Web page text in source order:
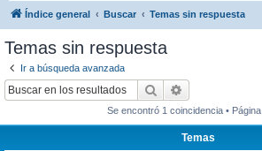
Índice general Buscar Temas sin respuesta
Temas sin respuesta
Ir a búsqueda avanzada
Buscar
Se encontró 1 coincidencia • Página
Temas